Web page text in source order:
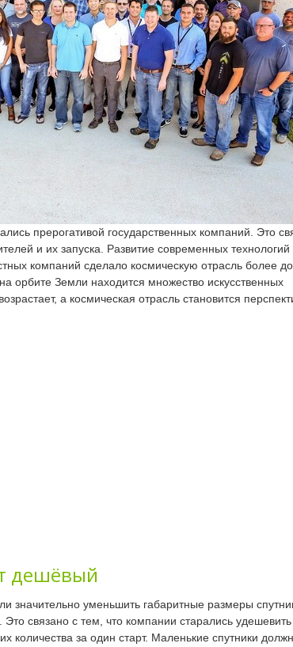
прерогативой государственных компаний. Это
и их запуска. Развитие современных технологий
компаний сделало космическую отрасль более
орбите Земли находится множество искусственных
а космическая отрасль становится
дешёвый
значительно уменьшить габаритные размеры
связано с тем, что компании старались
количества за один старт. Маленькие спутники